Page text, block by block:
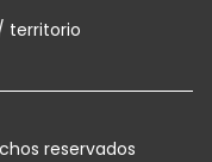
territorio
reservados